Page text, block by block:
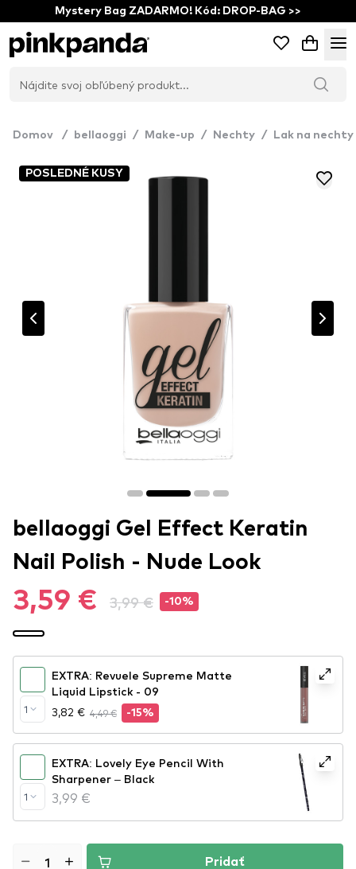
Mystery Bag ZADARMO! Kód: DROP-BAG >>
Domov / bellaoggi / Make-up / Nechty / Lak na nechty
POSLEDNÉ KUSY
bellaoggi Gel Effect Keratin
Nail Polish - Nude Look
3,59 € 3,99 € -10%
1
EXTRA: Revuele Supreme Matte
Liquid Lipstick - 09
3,82 € 4,49 € -15%
1
EXTRA: Lovely Eye Pencil With
Sharpener – Black
3,99 €
Pridať